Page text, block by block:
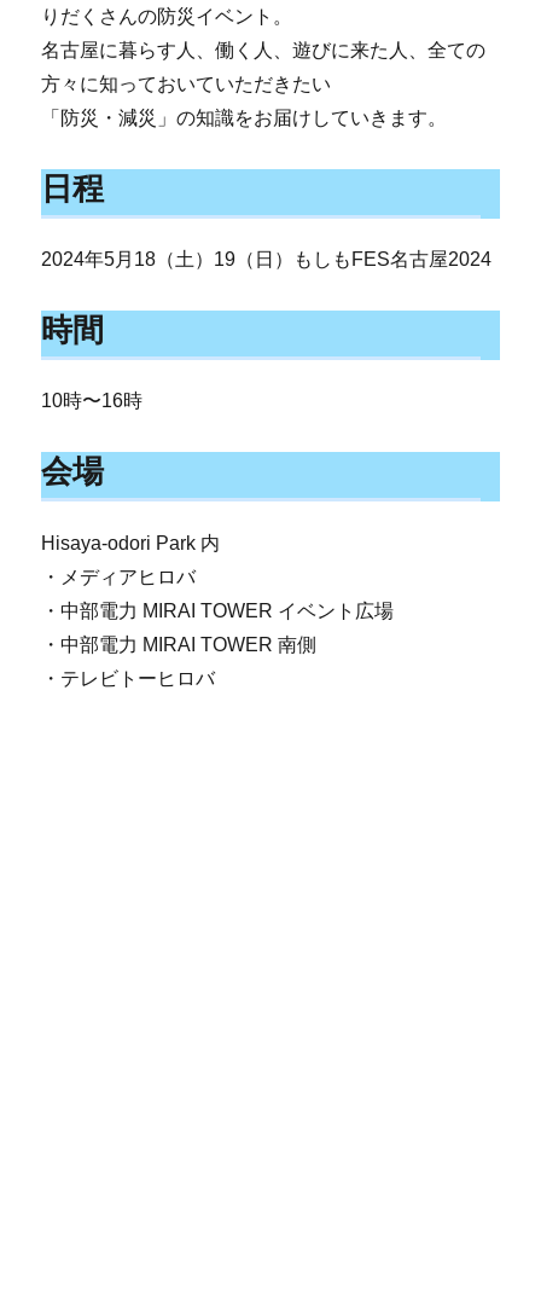
りだくさんの防災イベント。
名古屋に暮らす人、働く人、遊びに来た人、全ての
方々に知っておいていただきたい
「防災・減災」の知識をお届けしていきます。
日程
2024年5月18（土）19（日）もしもFES名古屋2024
時間
10時〜16時
会場
Hisaya-odori Park 内
・メディアヒロバ
・中部電力 MIRAI TOWER イベント広場
・中部電力 MIRAI TOWER 南側
・テレビトーヒロバ